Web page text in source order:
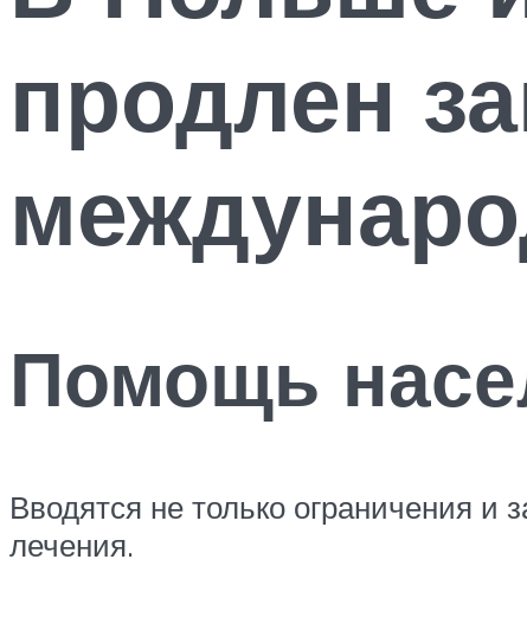
продлен
Помощь
Вводятся не только ограничения
лечения.